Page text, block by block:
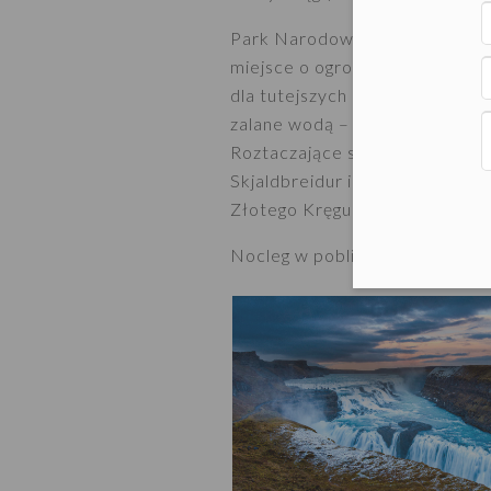
Park Narodowy Thingvellir –
miejsce o ogromnym
dla tutejszych mieszkańców
zalane wodą – jeśli wrzucicie
Roztaczające się z wąwozu
Skjaldbreidur i na górę
Złotego Kręgu: wodospad
Nocleg w pobliżu Parku